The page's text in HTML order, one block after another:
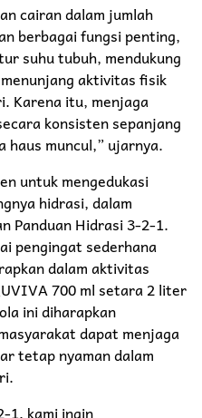
cairan dalam jumlah
berbagai fungsi penting,
suhu tubuh, mendukung
aktivitas fisik
Karena itu, menjaga
konsisten sepanjang
haus muncul,” ujarnya.
untuk mengedukasi
hidrasi, dalam
Panduan Hidrasi 3-2-1.
pengingat sederhana
dalam aktivitas
700 ml setara 2 liter
ini diharapkan
dapat menjaga
tetap nyaman dalam
1, kami ingin